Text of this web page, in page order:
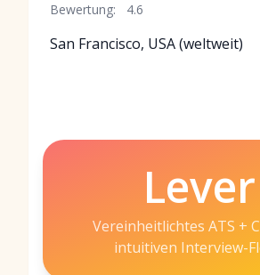
Bewertung: 4.6
San Francisco, USA (weltweit)
Lever
Vereinheitlichtes ATS +
intuitiven Interview-